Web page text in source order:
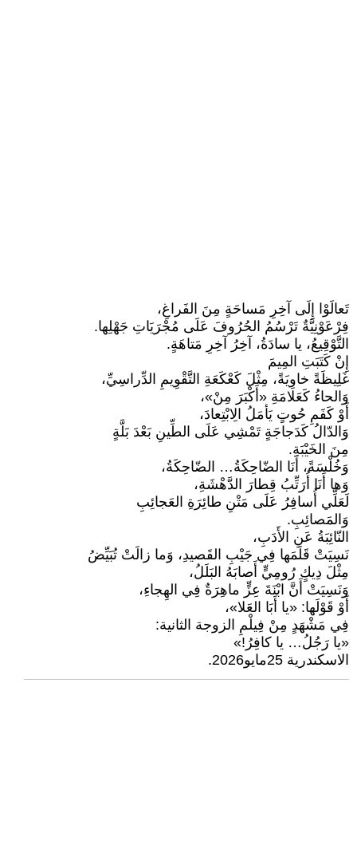
تَعالَوْا إِلَى آخِرِ مَساحَةٍ مِنَ الفَراغِ،
فِرْعَوْنِيَّةٌ تَرْسُمُ الحُرُوفَ عَلَى مُجْرَيَاتِ جَهْلِها.
التَّوْقِيعُ، يا سادَةُ، آخِرُ آخِرِ مَتاهَةٍ.
إِنْ كَتَبَتِ المِيمَ
غَلِيظَةً خاوِيَةً، مِثْلَ كَعْكَعَةِ التَّقْوِيمِ الدِّراسِيِّ،
وَالحاءُ كَعَلامَةِ «أَكْبَرَ مِنْ»،
أَوْ كَفَمِ حُوتٍ يَأمَلُ الِابْتِعادَ،
وَالدّالُ كَدَجاجَةٍ تَمْشِي عَلَى الطِّينِ بَعْدَ بَلَّةٍ
مِنَ الخَيْبَةِ.
وَخُلْسَةً، أَنَا الضّاحِكَةُ… الضّاحِكَةُ،
وَها أَنَا أُرَتِّبُ قِطارَ الدَّهْشَةِ،
لَعَلِّي أُسافِرُ عَلَى مَتْنِ طائِرَةِ العَجائِبِ
وَالمَصائِبِ.
النّائِبَةُ عَنِ الأَدَبِ،
نَسِيَتْ قَلَمَها فِي جَيْبِ القَصيدِ، وَما زالَتْ تُبَيِّضُ
مِثْلَ دِيكٍ رُومِيٍّ أَصابَهُ البَلَلُ،
وَنَسِيَتْ أَنَّ ابْنَةَ عِزٍّ ماهِرَةٌ فِي الهِجاءِ،
أَوْ قَوْلَها: «يا أَبَا العَلا»،
فِي مَشْهَدٍ مِنْ فِيلْمِ الزوجة الثانية:
«يا رَجُلُ… يا كافِرُ!»
الاسكندرية 25مايو2026.